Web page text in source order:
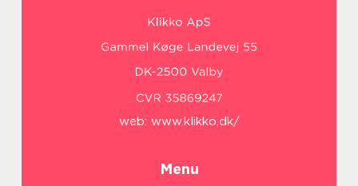
web: www.klikko.dk/
Menu